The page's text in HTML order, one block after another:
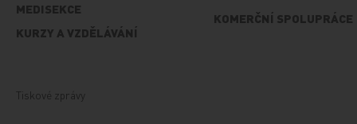
MEDISEKCE
KURZY A VZDĚLÁVÁNÍ
KOMERČNÍ SPOLUPRÁCE
Tiskové zprávy